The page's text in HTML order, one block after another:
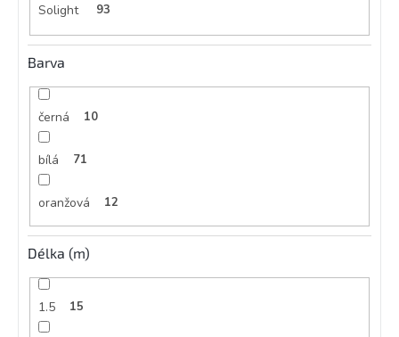
Solight 93
Barva
černá 10
bílá 71
oranžová 12
Délka (m)
1.5 15